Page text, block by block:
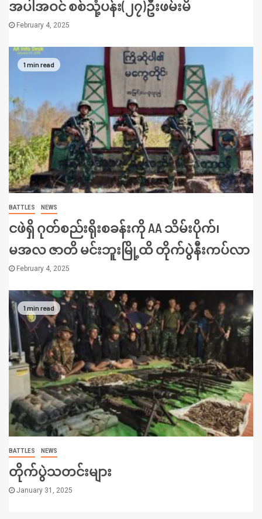
အပါအဝင် စစ်သုံ့ပန်း(၂၇)ဦးဖမ်းမိ
February 4, 2025
1 min read
BATTLES NEWS
ငဖဲရှိ ဂုတ်စည်းရိုးစခန်းကို AA သိမ်းပိုက်၊
မအလ ဇာတိ မင်းဘူးမြို့ထိ တိုက်ပွဲနီးကပ်လာ
February 4, 2025
1 min read
BATTLES NEWS
တိုက်ပွဲသတင်းများ
January 31, 2025